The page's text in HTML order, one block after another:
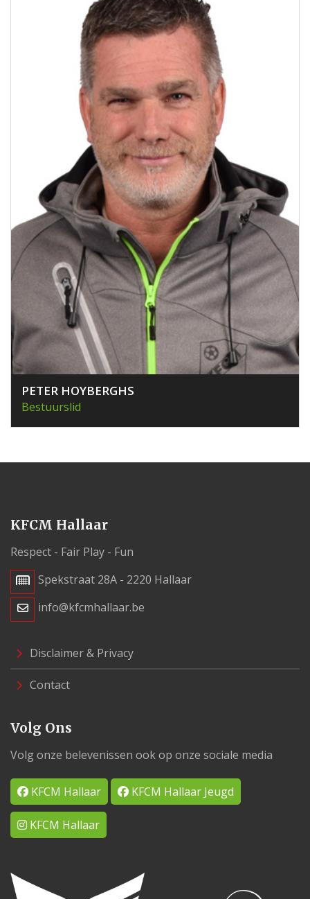
PETER HOYBERGHS
Bestuurslid
KFCM Hallaar
Respect - Fair Play - Fun
Spekstraat 28A - 2220 Hallaar
info@kfcmhallaar.be
Disclaimer & Privacy
Contact
Volg Ons
Volg onze belevenissen ook op onze sociale media
KFCM Hallaar KFCM Hallaar Jeugd
KFCM Hallaar